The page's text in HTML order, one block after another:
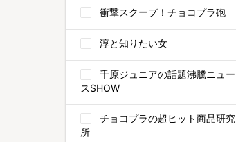
衝撃スクープ！チョコプラ砲
淳と知りたい女
千原ジュニアの話題沸騰ニュー
スSHOW
チョコプラの超ヒット商品研究
所